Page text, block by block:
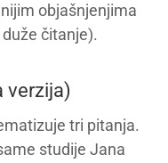
objašnjenjima
čitanje).
verzija)
tri pitanja.
studije Jana